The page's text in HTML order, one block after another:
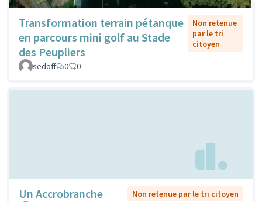
Transformation terrain pétanque
en parcours mini golf au Stade
des Peupliers
Non retenue
par le tri
citoyen
sedoff 0 0
Un Accrobranche
Non retenue par le tri citoyen